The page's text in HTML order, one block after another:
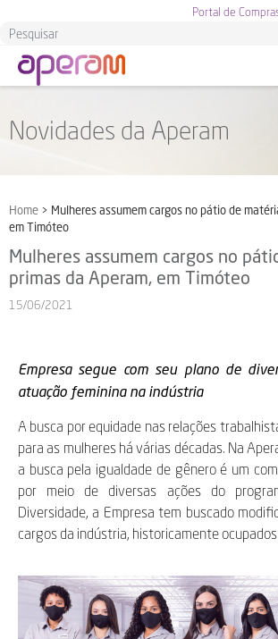
Portal de
Novidades da Aperam
Home > Mulheres assumem cargos no pátio de
em Timóteo
Mulheres assumem cargos no
primas da Aperam, em Timóteo
15/06/2021
Empresa segue com seu plano de
atuação feminina na indústria
A busca por equidade nas relações
para as mulheres há várias décadas. Na
a busca pela igualdade de gênero é um
por meio de diversas ações do
Diversidade, a Empresa tem buscado
cargos da indústria, historicamente